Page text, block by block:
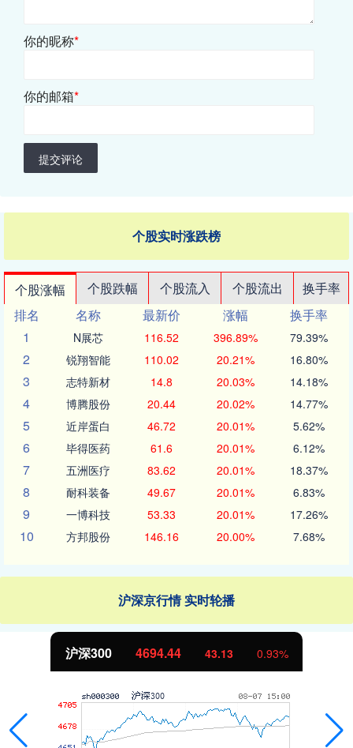
你的昵称*
你的邮箱*
提交评论
个股实时涨跌榜
个股涨幅 个股跌幅 个股流入 个股流出
换手率
排名
名称 最新价 涨幅
换手率
1
N展芯 116.52 396.89% 79.39%
2 锐翔智能 110.02 20.21% 16.80%
3 志特新材 14.8 20.03% 14.18%
4 博腾股份 20.44 20.02% 14.77%
5 近岸蛋白 46.72 20.01% 5.62%
6 毕得医药 61.6 20.01% 6.12%
7 五洲医疗 83.62 20.01% 18.37%
8 耐科装备 49.67 20.01% 6.83%
9 一博科技 53.33 20.01% 17.26%
10 方邦股份 146.16 20.00% 7.68%
沪深京行情 实时轮播
沪深300 4694.44 43.13 0.93%